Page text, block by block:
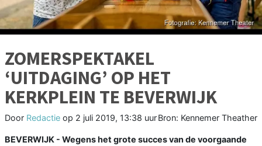
ZOMERSPEKTAKEL
‘UITDAGING’ OP HET
KERKPLEIN TE BEVERWIJK
Door Redactie op 2 juli 2019, 13:38 uurBron: Kennemer Theather
BEVERWIJK - Wegens het grote succes van de voorgaande